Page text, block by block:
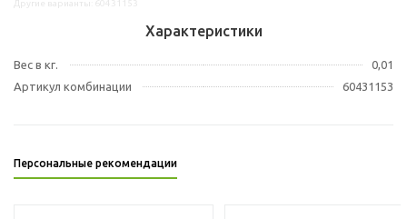
Характеристики
Вес в кг.
0,01
Артикул комбинации
60431153
Персональные рекомендации